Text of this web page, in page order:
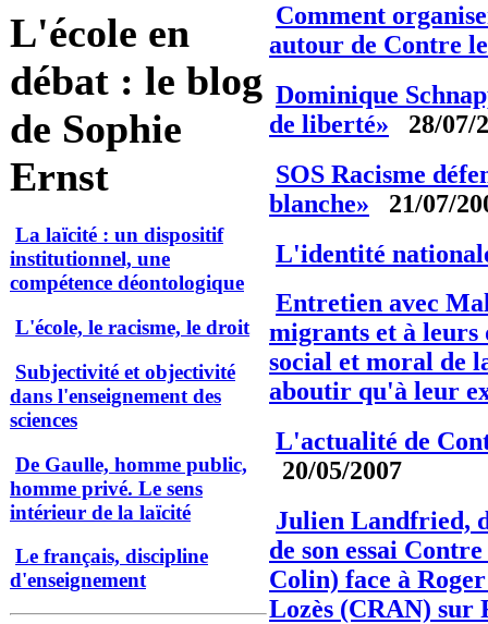
L'école en
débat : le blog
de Sophie
Ernst
La laïcité : un dispositif
institutionnel, une
compétence déontologique
L'école, le racisme, le droit
Subjectivité et objectivité
dans l'enseignement des
sciences
De Gaulle, homme public,
homme privé. Le sens
intérieur de la laïcité
Le français, discipline
d'enseignement
Comment
autour de Contre
Dominique
de liberté»
28/07/
SOS Racisme
blanche»
21/07/
L'identité
Entretien avec
migrants et à leurs
social et moral de
aboutir qu'à leur
L'actualité de
20/05/2007
Julien Landfried,
de son essai
Colin) face à
Lozès (CRAN) sur